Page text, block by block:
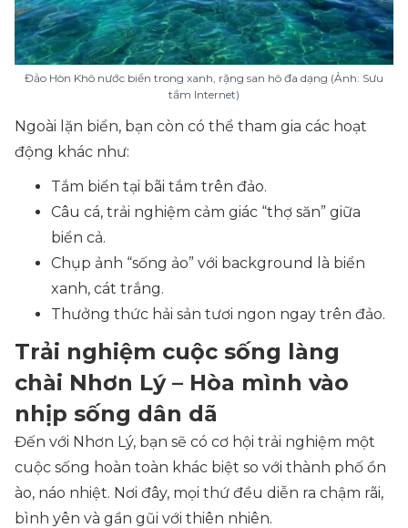
Đảo Hòn Khô nước biển trong xanh, rặng san hô đa dạng (Ảnh: Sưu
tầm Internet)
Ngoài lặn biển, bạn còn có thể tham gia các hoạt
động khác như:
Tắm biển tại bãi tắm trên đảo.
Câu cá, trải nghiệm cảm giác “thợ săn” giữa
biển cả.
Chụp ảnh “sống ảo” với background là biển
xanh, cát trắng.
Thưởng thức hải sản tươi ngon ngay trên đảo.
Trải nghiệm cuộc sống làng
chài Nhơn Lý – Hòa mình vào
nhịp sống dân dã
Đến với Nhơn Lý, bạn sẽ có cơ hội trải nghiệm một
cuộc sống hoàn toàn khác biệt so với thành phố ồn
ào, náo nhiệt. Nơi đây, mọi thứ đều diễn ra chậm rãi,
bình yên và gần gũi với thiên nhiên.